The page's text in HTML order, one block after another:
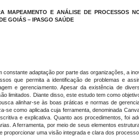
MAPEAMENTO E ANÁLISE DE PROCESSOS
GOIÁS – IPASGO SAÚDE
adaptação por parte das organizações, a
que permita a identificação de problemas e
e gerenciamento. Apesar da existência de
limitados. Diante disso, este estudo tem como
alinhar-se às boas práticas e normas de
como aplicada cuja ferramenta, denominada
e explicativa. Quanto aos procedimentos, foi
A ferramenta, por meio de seus elementos
uma visão integrada e clara dos